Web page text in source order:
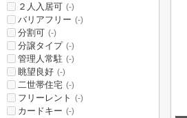
２人入居可 (-)
バリアフリー (-)
分割可 (-)
分譲タイプ (-)
管理人常駐 (-)
眺望良好 (-)
二世帯住宅 (-)
フリーレント (-)
カードキー (-)